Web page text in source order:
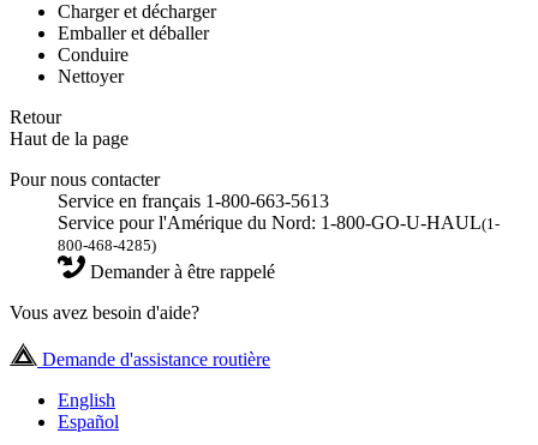
Charger et décharger
Emballer et déballer
Conduire
Nettoyer
Retour
Haut de la page
Pour nous contacter
Service en français 1-800-663-5613
Service pour l'Amérique du Nord: 1-800-GO-U-HAUL(1-
800-468-4285)
Demander à être rappelé
Vous avez besoin d'aide?
Demande d'assistance routière
English
Español